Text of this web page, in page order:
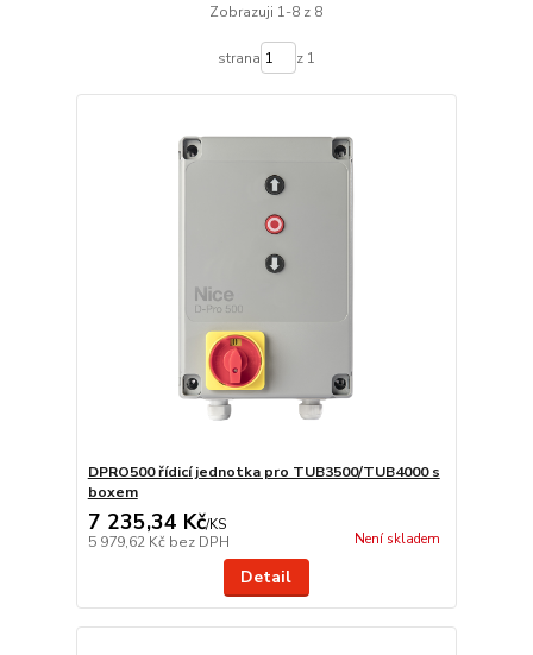
Zobrazuji 1-8 z 8
strana z 1
DPRO500 řídicí jednotka pro TUB3500/TUB4000 s
boxem
7 235,34 Kč/KS
5 979,62 Kč bez DPH Není skladem
Detail